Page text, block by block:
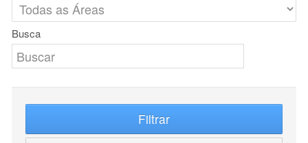
Busca
Filtrar